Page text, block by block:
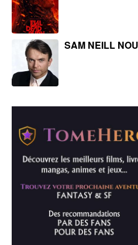
SAM NEILL